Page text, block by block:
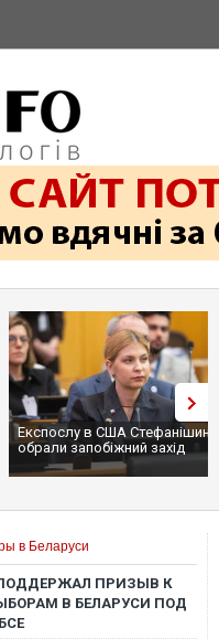
Експослу в США
обрали запобіжний захід
в Беларуси
ПРИЗЫВ К
В БЕЛАРУСИ ПОД